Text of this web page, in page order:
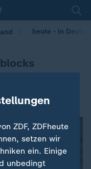
heute - in
ZDF, ZDFheute
setzen wir
ein. Einige
unbedingt